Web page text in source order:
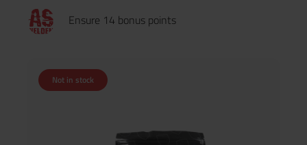
Ensure 14 bonus points
Not in stock